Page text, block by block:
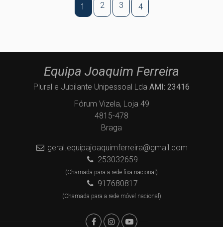
1 2 3 4
Equipa Joaquim Ferreira
Plural e Jubilante Unipessoal Lda AMI: 23416
Fórum Vizela, Loja 49
4815-478
Braga
geral.equipajoaquimferreira@gmail.com
253032659
(Chamada para a rede fixa nacional)
917680817
(Chamada para a rede móvel nacional)